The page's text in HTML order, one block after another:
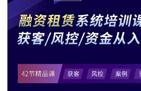
地。
3、银行物理网点的转型与
其职能方面，银行物理网点必然会
销服务型转变，柜员的身份也将向